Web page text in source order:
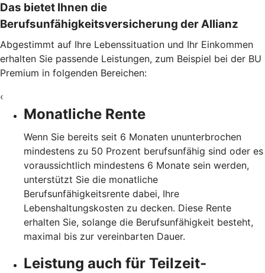
Das bietet Ihnen die
Berufsunfähigkeitsversicherung der Allianz
Abgestimmt auf Ihre Lebenssituation und Ihr Einkommen
erhalten Sie passende Leistungen, zum Beispiel bei der BU
Premium in folgenden Bereichen:
‹
Monatliche Rente
Wenn Sie bereits seit 6 Monaten ununterbrochen
mindestens zu 50 Prozent berufsunfähig sind oder es
voraussichtlich mindestens 6 Monate sein werden,
unterstützt Sie die monatliche
Berufsunfähigkeitsrente dabei, Ihre
Lebenshaltungskosten zu decken. Diese Rente
erhalten Sie, solange die Berufsunfähigkeit besteht,
maximal bis zur vereinbarten Dauer.
Leistung auch für Teilzeit­